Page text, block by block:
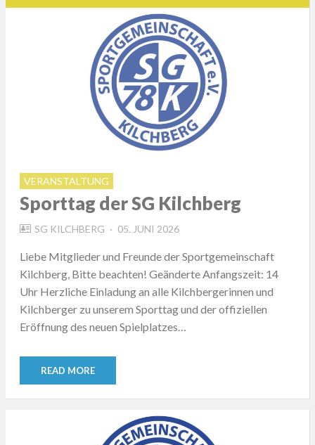
VERANSTALTUNG
Sporttag der SG Kilchberg
SG KILCHBERG
POSTED
05. JUNI 2026
Liebe Mitglieder und Freunde der Sportgemeinschaft
Kilchberg, Bitte beachten! Geänderte Anfangszeit: 14
Uhr Herzliche Einladung an alle Kilchbergerinnen und
Kilchberger zu unserem Sporttag und der offiziellen
Eröffnung des neuen Spielplatzes…
READ MORE